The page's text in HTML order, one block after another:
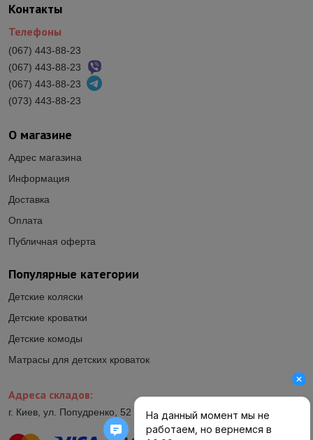
Популярные категории
Детские коляски
Детские кроватки
Детские комоды
Матрасы для детских кроваток
О магазине
Адрес магазина
Информация
Доставка
Оплата
Публичная оферта
Контакты
Телефоны
(067) 443-88-23
(067) 443-88-23
(067) 443-88-23
(073) 443-88-23
Адреса складов:
г. Киев, ул. Попудренко, 52 (ул.Гетьмана Павла Полуботка, 52)